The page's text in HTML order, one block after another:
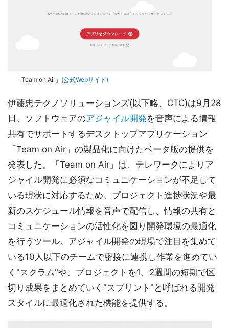
「Team on Air」 (公式Webサイト)
伊藤忠テクノソリューションズ(以下略、CTC)は9月28
日、ソフトウェアのアジャイル開発を音声による情報
共有でサポートするデスクトップアプリケーション
「Team on Air」の製品化に向けたベータ版の提供を
発表した。「Team on Air」は、テレワークによりア
ジャイル開発に必須なコミュニケーションが不足して
いる現状に対応するため、プロジェクト進捗状況や最
新のスケジュール情報を音声で配信し、情報の共有と
コミュニケーションの活性化を図り開発環境の最適化
を行うツール。アジャイル開発の現場で注目を集めて
いる10人以下のチームで密接に連携し作業を進めてい
く"スクラム"や、プロジェクトを1、2週間の短期で区
切り成果をまとめていく"スプリント"と呼ばれる開発
スタイルに最適化された機能を提供する。